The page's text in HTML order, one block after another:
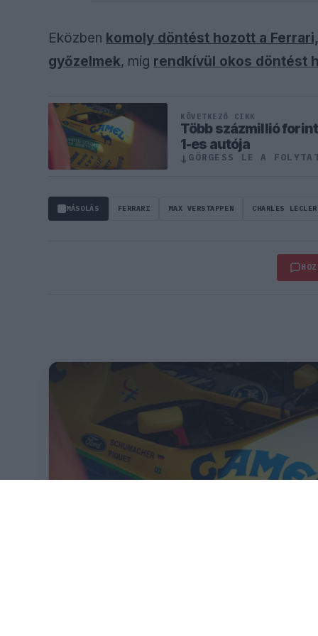
Eközben komoly döntést hozott a
győzelmek, míg rendkívül okos döntést
KÖVETKEZŐ CIKK
Több százmillió
1-es autója
↓ GÖRGESS LE A
MÁSOLÁS FERRARI MAX VERSTAPPEN CHARLES